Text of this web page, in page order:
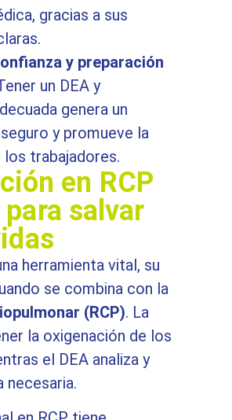
gracias a sus
y preparación
un DEA y
genera un
y promueve la
trabajadores.
en RCP
salvar
herramienta vital, su
se combina con la
(RCP). La
la oxigenación de los
el DEA analiza y
necesaria.